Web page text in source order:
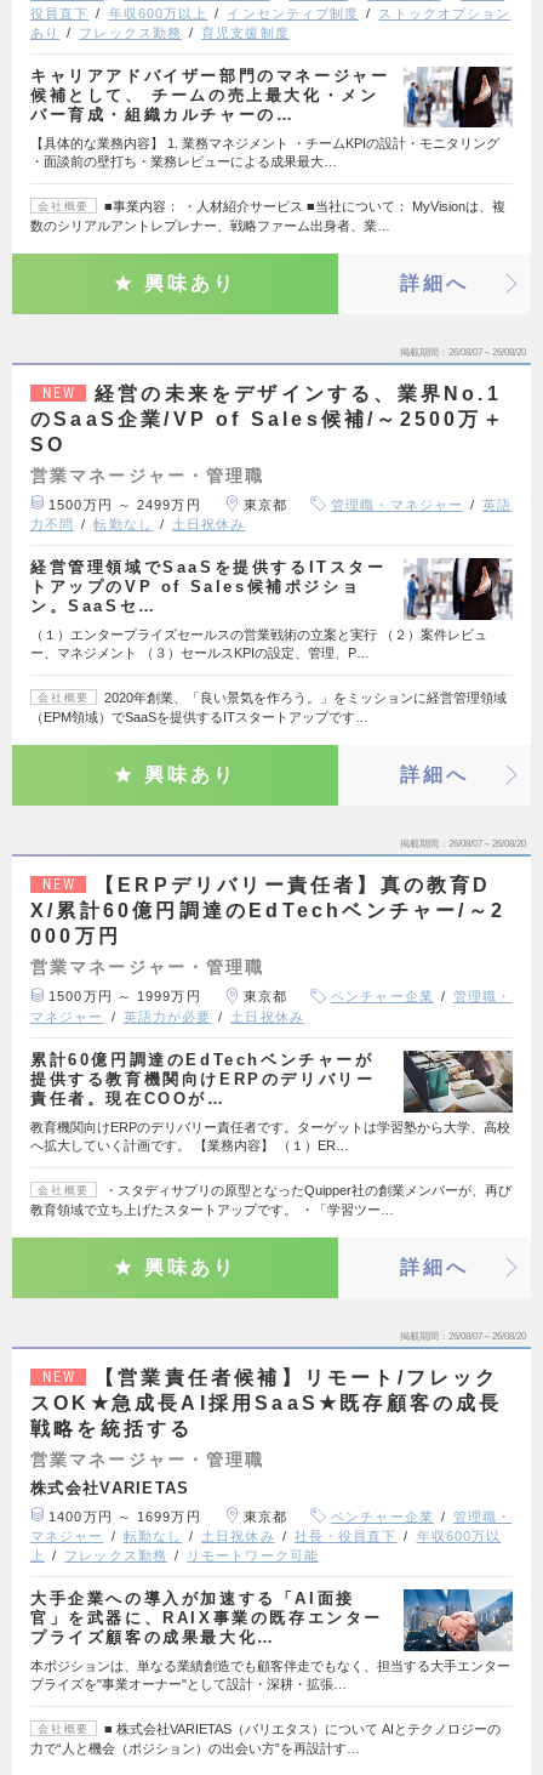
役員直下
年収600万以上 インセンティブ制度
ストックオプション
あり
フレックス勤務 育児支援制度
キャリアアドバイザー部門のマネージャー
候補として、 チームの売上最大化・メン
バー育成・組織カルチャーの…
【具体的な業務内容】 1. 業務マネジメント ・チームKPIの設計・モニタリング
・面談前の壁打ち・業務レビューによる成果最大…
会社概要
■事業内容： ・人材紹介サービス ■当社について： MyVisionは、複
数のシリアルアントレプレナー、戦略ファーム出身者、業…
興味あり 詳細へ
掲載期間 26/08/07～26/08/20
NEW
経営の未来をデザインする、業界No.1
のSaaS企業/VP of Sales候補/～2500万＋
SO
営業マネージャー・管理職
1500万円 ～ 2499万円 東京都 管理職・マネジャー
英語
力不問
転勤なし 土日祝休み
経営管理領域でSaaSを提供するITスター
トアップのVP of Sales候補ポジショ
ン。SaaSセ…
（１）エンタープライズセールスの営業戦術の立案と実行 （２）案件レビュ
ー、マネジメント （３）セールスKPIの設定、管理、P…
会社概要
2020年創業、「良い景気を作ろう。」をミッションに経営管理領域
（EPM領域）でSaaSを提供するITスタートアップです…
興味あり 詳細へ
掲載期間 26/08/07～26/08/20
NEW
【ERPデリバリー責任者】真の教育D
X/累計60億円調達のEdTechベンチャー/～2
000万円
営業マネージャー・管理職
1500万円 ～ 1999万円 東京都 ベンチャー企業
管理職・
マネジャー
英語力が必要 土日祝休み
累計60億円調達のEdTechベンチャーが
提供する教育機関向けERPのデリバリー
責任者。現在COOが…
教育機関向けERPのデリバリー責任者です。ターゲットは学習塾から大学、高校
へ拡大していく計画です。 【業務内容】 （１）ER…
会社概要
・スタディサプリの原型となったQuipper社の創業メンバーが、再び
教育領域で立ち上げたスタートアップです。 ・「学習ツー…
興味あり 詳細へ
掲載期間 26/08/07～26/08/20
NEW
【営業責任者候補】リモート/フレック
スOK★急成長AI採用SaaS★既存顧客の成長
戦略を統括する
営業マネージャー・管理職
株式会社VARIETAS
1400万円 ～ 1699万円 東京都 ベンチャー企業
管理職・
マネジャー
転勤なし 土日祝休み 社長・役員直下
年収600万以
上
フレックス勤務 リモートワーク可能
大手企業への導入が加速する「AI面接
官」を武器に、RAIX事業の既存エンター
プライズ顧客の成果最大化…
本ポジションは、単なる業績創造でも顧客伴走でもなく、担当する大手エンター
プライズを"事業オーナー"として設計・深耕・拡張…
会社概要
■ 株式会社VARIETAS（バリエタス）について AIとテクノロジーの
力で“人と機会（ポジション）の出会い方”を再設計す…